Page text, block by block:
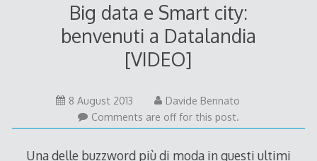
Big data e Smart city:
benvenuti a Datalandia
[VIDEO]
8 August 20138
August
2013
Davide Bennato
Comments are off for this post.
Una delle buzzword più di moda in questi ultimi